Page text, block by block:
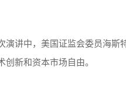
演讲中，美国证监会委员海斯
创新和资本市场自由。